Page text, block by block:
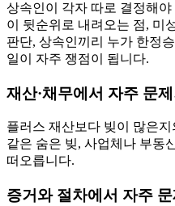
상속인이 각자 따로 결정해
이 뒷순위로 내려오는 점, 미
판단, 상속인끼리 누가 한정
일이 자주 쟁점이 됩니다.
재산·채무에서 자주 문
플러스 재산보다 빚이 많은
같은 숨은 빚, 사업체나 부동
떠오릅니다.
증거와 절차에서 자주